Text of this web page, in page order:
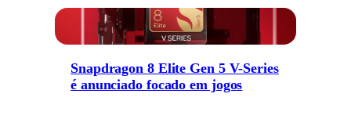
Snapdragon 8 Elite Gen 5 V-Series
é anunciado focado em jogos